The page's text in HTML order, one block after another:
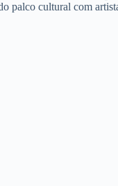
palco cultural com